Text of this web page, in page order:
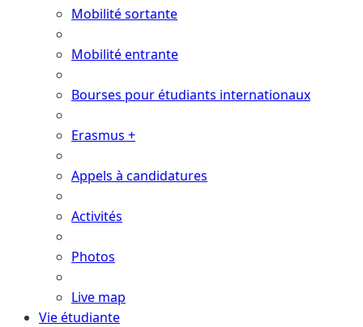
Mobilité sortante
Mobilité entrante
Bourses pour étudiants internationaux
Erasmus +
Appels à candidatures
Activités
Photos
Live map
Vie étudiante